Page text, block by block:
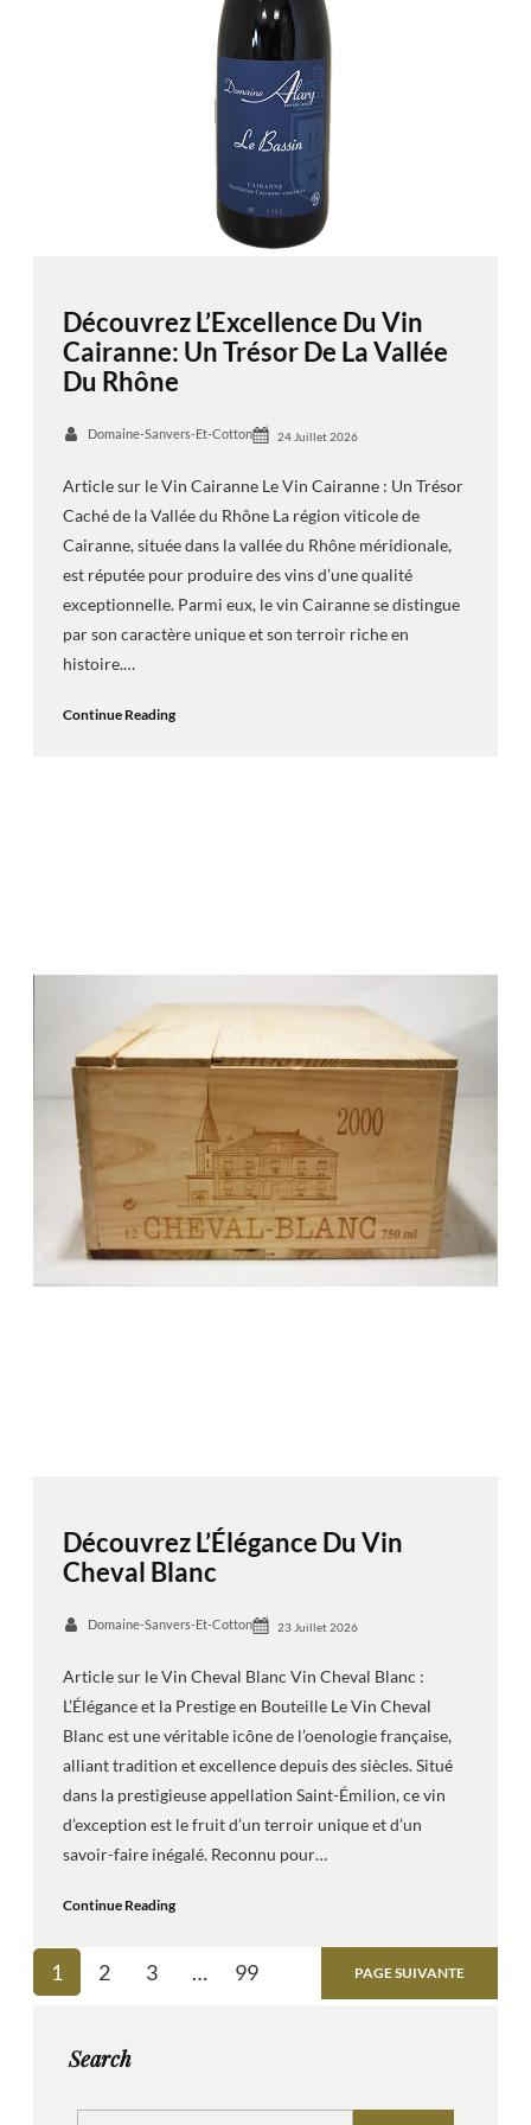
Découvrez L’Excellence Du Vin
Cairanne: Un Trésor De La Vallée
Du Rhône
Domaine-Sanvers-Et-Cotton 24 Juillet 2026
Article sur le Vin Cairanne Le Vin Cairanne : Un Trésor
Caché de la Vallée du Rhône La région viticole de
Cairanne, située dans la vallée du Rhône méridionale,
est réputée pour produire des vins d’une qualité
exceptionnelle. Parmi eux, le vin Cairanne se distingue
par son caractère unique et son terroir riche en
histoire.…
Continue Reading
Découvrez L’Élégance Du Vin
Cheval Blanc
Domaine-Sanvers-Et-Cotton 23 Juillet 2026
Article sur le Vin Cheval Blanc Vin Cheval Blanc :
L’Élégance et la Prestige en Bouteille Le Vin Cheval
Blanc est une véritable icône de l’oenologie française,
alliant tradition et excellence depuis des siècles. Situé
dans la prestigieuse appellation Saint-Émilion, ce vin
d’exception est le fruit d’un terroir unique et d’un
savoir-faire inégalé. Reconnu pour…
Continue Reading
1 2 3 … 99 PAGE SUIVANTE
Search